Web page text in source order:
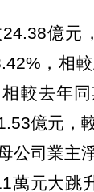
億元
，相
較去年
億元，
公司業主
萬元大跳